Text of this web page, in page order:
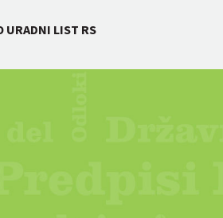
URADNI LIST RS